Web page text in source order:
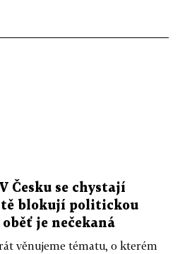
Česku se chystají
blokují politickou
je nečekaná
věnujeme tématu, o kterém